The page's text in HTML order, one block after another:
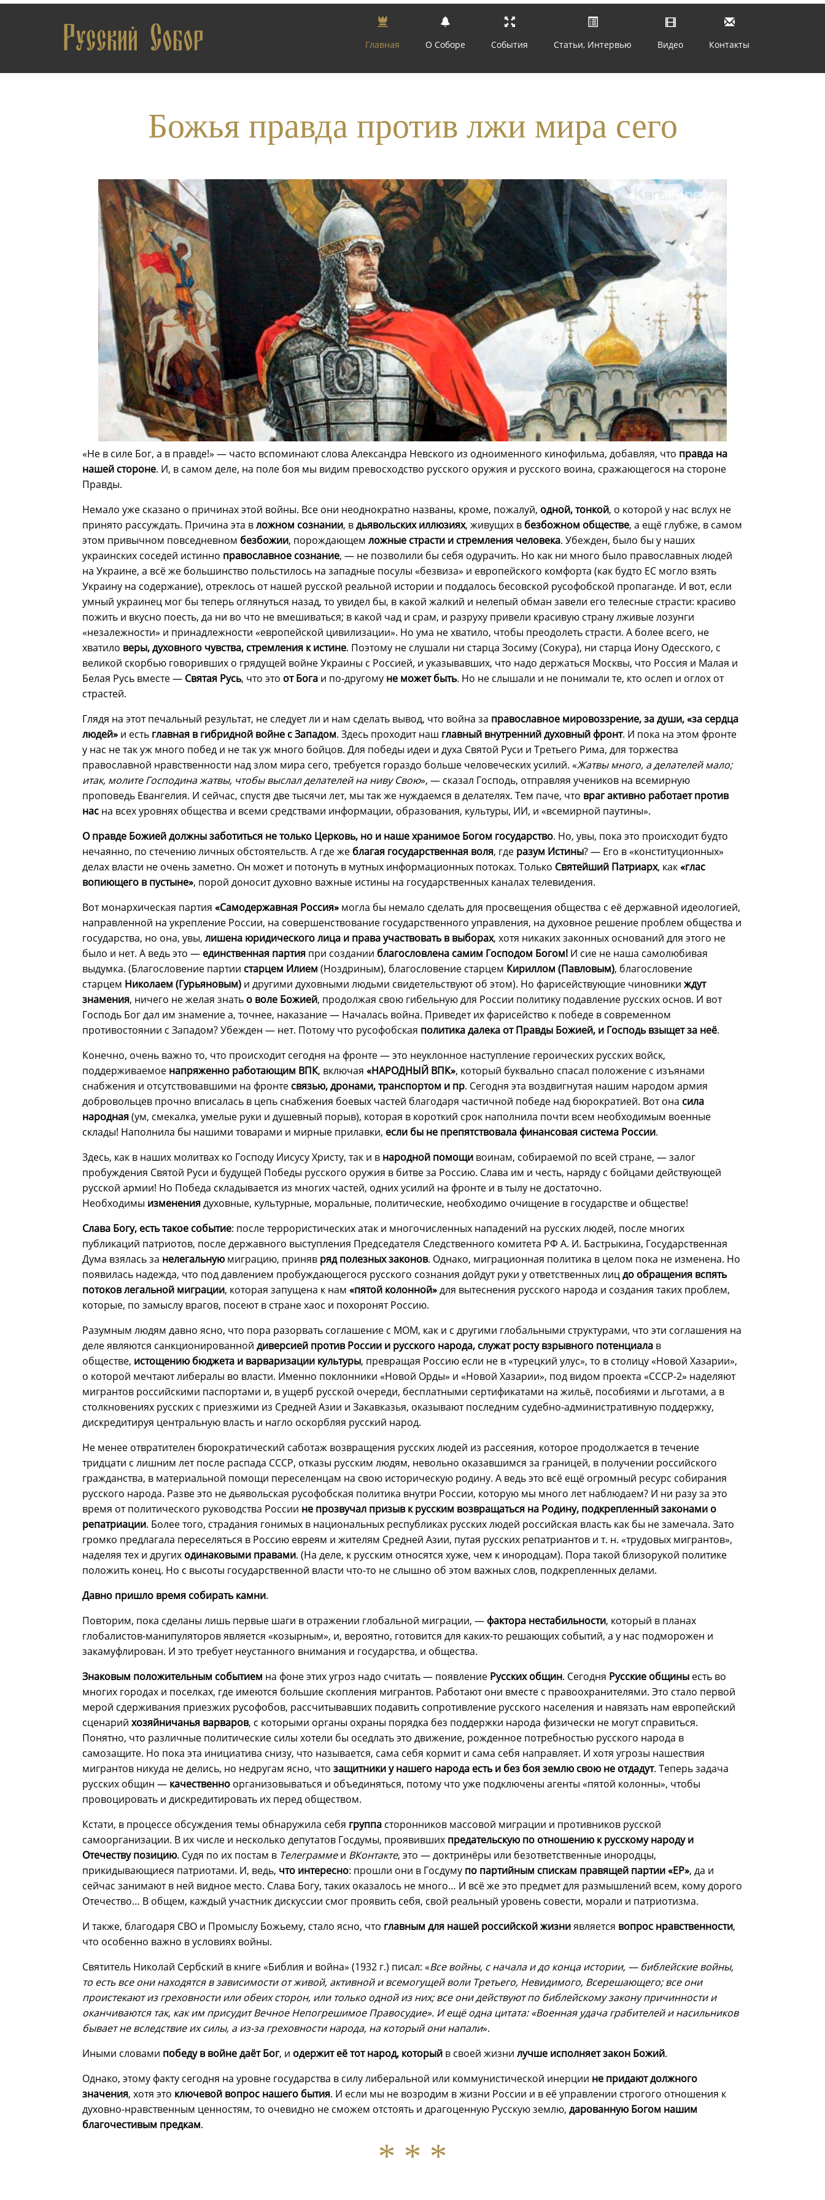
Русский Собор Главная О Соборе События Статьи, Интервью Видео Контакты
Божья правда против лжи мира сего
«Не в силе Бог, а в правде!» — часто вспоминают слова Александра Невского из одноименного кинофильма, добавляя, что правда на
нашей стороне. И, в самом деле, на поле боя мы видим превосходство русского оружия и русского воина, сражающегося на стороне
Правды.
Немало уже сказано о причинах этой войны. Все они неоднократно названы, кроме, пожалуй, одной, тонкой, о которой у нас вслух не
принято рассуждать. Причина эта вложном сознании, вдьявольских иллюзиях, живущих в безбожном обществе, а ещё глубже, в самом
этом привычном повседневном безбожии, порождающем ложные страсти и стремления человека. Убежден, было бы у наших
украинских соседей истинно православное сознание, — не позволили бы себя одурачить. Но как ни много было православных людей
на Украине, а всё же большинство польстилось на западные посулы «безвиза» и европейского комфорта (как будто ЕС могло взять
Украину на содержание), отреклось от нашей русской реальной истории и поддалось бесовской русофобской пропаганде. И вот, если
умный украинец мог бы теперь оглянуться назад, то увидел бы, в какой жалкий и нелепый обман завели его телесные страсти: красиво
пожить и вкусно поесть, да ни во что не вмешиваться; в какой чад и срам, и разруху привели красивую страну лживые лозунги
«незалежности» и принадлежности «европейской цивилизации». Но ума не хватило, чтобы преодолеть страсти. А более всего, не
хватило веры, духовного чувства, стремления к истине. Поэтому не слушали ни старца Зосиму (Сокура), ни старца Иону Одесского, с
великой скорбью говоривших о грядущей войне Украины с Россией, и указывавших, что надо держаться Москвы, что Россия и Малая и
Белая Русь вместе — Святая Русь, что это от Бога и по-другому не может быть. Но не слышали и не понимали те, кто ослеп и оглох от
страстей.
Глядя на этот печальный результат, не следует ли и нам сделать вывод, что война за православное мировоззрение, за души, «за сердца
людей» и есть главная в гибридной войне с Западом. Здесь проходит наш главный внутренний духовный фронт. И пока на этом фронте
у нас не так уж много побед и не так уж много бойцов. Для победы идеи и духа Святой Руси и Третьего Рима, для торжества
православной нравственности над злом мира сего, требуется гораздо больше человеческих усилий. «Жатвы много, а делателей мало;
итак, молите Господина жатвы, чтобы выслал делателей на ниву Свою», — сказал Господь, отправляя учеников на всемирную
проповедь Евангелия. И сейчас, спустя две тысячи лет, мы так же нуждаемся в делателях. Тем паче, что враг активно работает против
нас на всех уровнях общества и всеми средствами информации, образования, культуры, ИИ, и «всемирной паутины».
О правде Божией должны заботиться не только Церковь, но и наше хранимое Богом государство. Но, увы, пока это происходит будто
нечаянно, по стечению личных обстоятельств. А где же благая государственная воля, где разум Истины? — Его в «конституционных»
делах власти не очень заметно. Он может и потонуть в мутных информационных потоках. Только Святейший Патриарх, как«глас
вопиющего в пустыне», порой доносит духовно важные истины на государственных каналах телевидения.
Вот монархическая партия «Самодержавная Россия» могла бы немало сделать для просвещения общества с её державной идеологией,
направленной на укрепление России, на совершенствование государственного управления, на духовное решение проблем общества и
государства, но она, увы, лишена юридического лица и права участвовать в выборах, хотя никаких законных оснований для этого не
было и нет. А ведь это — единственная партия при создании благословлена самим Господом Богом! И сие не наша самолюбивая
выдумка. (Благословение партии старцем Илием (Ноздриным), благословение старцем Кириллом (Павловым), благословение
старцем Николаем (Гурьяновым) и другими духовными людьми свидетельствуют об этом). Но фарисействующие чиновники ждут
знамения, ничего не желая знать о воле Божией, продолжая свою гибельную для России политику подавление русских основ. И вот
Господь Бог дал им знамение а, точнее, наказание — Началась война. Приведет их фарисейство к победе в современном
противостоянии с Западом? Убежден — нет. Потому что русофобская политика далека от Правды Божией, и Господь взыщет за неё.
Конечно, очень важно то, что происходит сегодня на фронте — это неуклонное наступление героических русских войск,
поддерживаемое напряженно работающим ВПК, включая «НАРОДНЫЙ ВПК», который буквально спасал положение с изъянами
снабжения и отсутствовавшими на фронте связью, дронами, транспортом и пр. Сегодня эта воздвигнутая нашим народом армия
добровольцев прочно вписалась в цепь снабжения боевых частей благодаря частичной победе над бюрократией. Вот она сила
народная(ум, смекалка, умелые руки и душевный порыв), которая в короткий срок наполнила почти всем необходимым военные
склады! Наполнила бы нашими товарами и мирные прилавки, если бы не препятствовала финансовая система России.
Здесь, как в наших молитвах ко Господу Иисусу Христу, так и в народной помощи воинам, собираемой по всей стране, — залог
пробуждения Святой Руси и будущей Победы русского оружия в битве за Россию. Слава им и честь, наряду с бойцами действующей
русской армии! Но Победа складывается из многих частей, одних усилий на фронте и в тылу не достаточно.
Необходимы изменениядуховные, культурные, моральные, политические, необходимо очищение в государстве и обществе!
Слава Богу, есть такое событие: после террористических атак и многочисленных нападений на русских людей, после многих
публикаций патриотов, после державного выступления Председателя Следственного комитета РФ А. И. Бастрыкина, Государственная
Дума взялась за нелегальную миграцию, приняв ряд полезных законов. Однако, миграционная политика в целом пока не изменена. Но
появилась надежда, что под давлением пробуждающегося русского сознания дойдут руки у ответственных лицдо обращения вспять
потоков легальной миграции, которая запущена к нам «пятой колонной»для вытеснения русского народа и создания таких проблем,
которые, по замыслу врагов, посеют в стране хаос и похоронят Россию.
Разумным людям давно ясно, что пора разорвать соглашение с МОМ, как и с другими глобальными структурами, что эти соглашения на
деле являются санкционированной диверсией против России и русского народа, служат росту взрывного потенциала в
обществе, истощению бюджета и варваризации культуры, превращая Россию если не в «турецкий улус», то в столицу «Новой Хазарии»,
о которой мечтают либералы во власти. Именно поклонники «Новой Орды» и «Новой Хазарии», под видом проекта «СССР-2» наделяют
мигрантов российскими паспортами и, в ущерб русской очереди, бесплатными сертификатами на жильё, пособиями и льготами, а в
столкновениях русских с приезжими из Средней Азии и Закавказья, оказывают последним судебно-административную поддержку,
дискредитируя центральную власть и нагло оскорбляя русский народ.
Не менее отвратителен бюрократический саботаж возвращения русских людей из рассеяния, которое продолжается в течение
тридцати с лишним лет после распада СССР, отказы русским людям, невольно оказавшимся за границей, в получении российского
гражданства, в материальной помощи переселенцам на свою историческую родину. А ведь это всё ещё огромный ресурс собирания
русского народа. Разве это не дьявольская русофобская политика внутри России, которую мы много лет наблюдаем? И ни разу за это
время от политического руководства России не прозвучал призыв к русским возвращаться на Родину, подкрепленный законами о
репатриации. Более того, страдания гонимых в национальных республиках русских людей российская власть как бы не замечала. Зато
громко предлагала переселяться в Россию евреям и жителям Средней Азии, путая русских репатриантов и т. н. «трудовых мигрантов»,
наделяя тех и других одинаковыми правами. (На деле, к русским относятся хуже, чем к инородцам). Пора такой близорукой политике
положить конец. Но с высоты государственной власти что-то не слышно об этом важных слов, подкрепленных делами.
Давно пришло время собирать камни.
Повторим, пока сделаны лишь первые шаги в отражении глобальной миграции, — фактора нестабильности, который в планах
глобалистов-манипуляторов является «козырным», и, вероятно, готовится для каких-то решающих событий, а у нас подморожен и
закамуфлирован. И это требует неустанного внимания и государства, и общества.
Знаковым положительным событием на фоне этих угроз надо считать — появление Русских общин. Сегодня Русские общины есть во
многих городах и поселках, где имеются большие скопления мигрантов. Работают они вместе с правоохранителями. Это стало первой
мерой сдерживания приезжих русофобов, рассчитывавших подавить сопротивление русского населения и навязать нам европейский
сценарий хозяйничанья варваров, с которыми органы охраны порядка без поддержки народа физически не могут справиться.
Понятно, что различные политические силы хотели бы оседлать это движение, рожденное потребностью русского народа в
самозащите. Но пока эта инициатива снизу, что называется, сама себя кормит и сама себя направляет. И хотя угрозы нашествия
мигрантов никуда не делись, но недругам ясно, что защитники у нашего народа есть и без боя землю свою не отдадут. Теперь задача
русских общин — качественно организовываться и объединяться, потому что уже подключены агенты «пятой колонны», чтобы
провоцировать и дискредитировать их перед обществом.
Кстати, в процессе обсуждения темы обнаружила себя группа сторонников массовой миграции и противников русской
самоорганизации. В их числе и несколько депутатов Госдумы, проявивших предательскую по отношению к русскому народу и
Отечеству позицию. Судя по их постам в Телеграммеи ВКонтакте, это — доктринёры или безответственные инородцы,
прикидывающиеся патриотами. И, ведь, что интересно: прошли они в Госдуму по партийным спискам правящей партии «ЕР», да и
сейчас занимают в ней видное место. Слава Богу, таких оказалось не много… И всё же это предмет для размышлений всем, кому дорого
Отечество… В общем, каждый участник дискуссии смог проявить себя, свой реальный уровень совести, морали и патриотизма.
И также, благодаря СВО и Промыслу Божьему, стало ясно, что главным для нашей российской жизниявляется вопрос нравственности,
что особенно важно в условиях войны.
Святитель Николай Сербский в книге «Библия и война» (1932 г.) писал: «Все войны, с начала и до конца истории, — библейские войны,
то есть все они находятся в зависимости от живой, активной и всемогущей воли Третьего, Невидимого, Всерешающего; все они
проистекают из греховности или обеих сторон, или только одной из них; все они действуют по библейскому закону причинности и
оканчиваются так, как им присудит Вечное Непогрешимое Правосудие». И ещё одна цитата: «Военная удача грабителей и насильников
бывает не вследствие их силы, а из-за греховности народа, на который они напали».
Иными словами победу в войне даёт Бог, и одержит её тот народ, который в своей жизни лучше исполняет закон Божий.
Однако, этому факту сегодня на уровне государства в силу либеральной или коммунистической инерции не придают должного
значения, хотя это ключевой вопрос нашего бытия. И если мы не возродим в жизни России и в её управлении строгого отношения к
духовно-нравственным ценностям, то очевидно не сможем отстоять и драгоценную Русскую землю, дарованную Богом нашим
благочестивым предкам.
* * *